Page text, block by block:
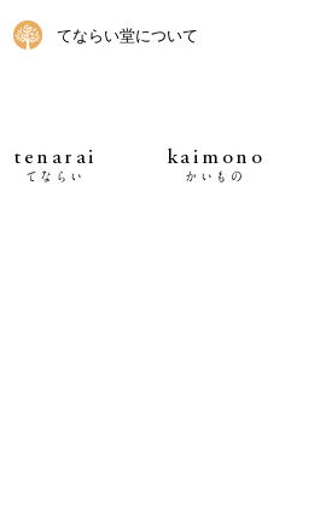
てならい堂について
tenarai
てならい
kaimono
かいもの